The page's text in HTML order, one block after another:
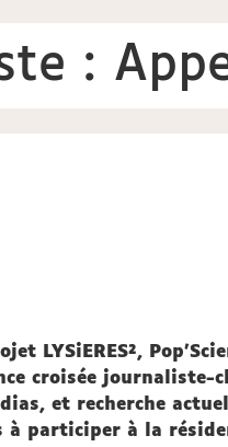
:
LYSiERES²,
croisée
et recherche
à participer à la